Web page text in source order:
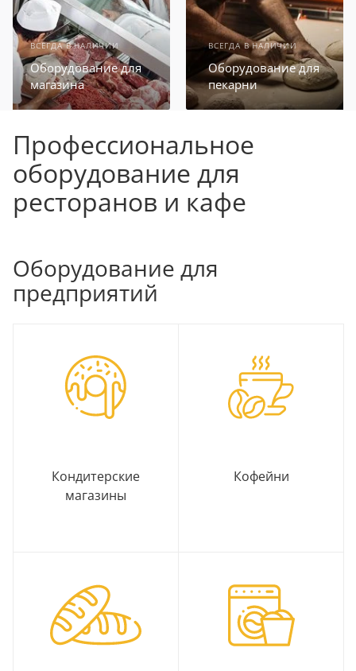
ВСЕГДА В НАЛИЧИИ
Оборудование для
магазина
ВСЕГДА В НАЛИЧИИ
Оборудование для
пекарни
Профессиональное
оборудование для
ресторанов и кафе
Оборудование для
предприятий
Кондитерские
магазины
Кофейни